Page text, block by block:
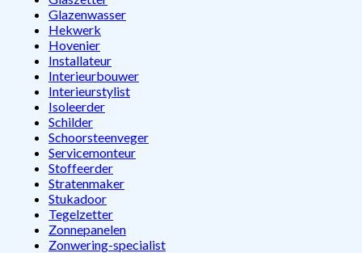
Glazenwasser
Hekwerk
Hovenier
Installateur
Interieurbouwer
Interieurstylist
Isoleerder
Schilder
Schoorsteenveger
Servicemonteur
Stoffeerder
Stratenmaker
Stukadoor
Tegelzetter
Zonnepanelen
Zonwering-specialist